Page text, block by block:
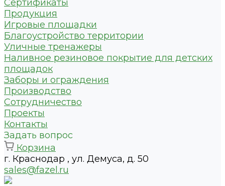
Сертификаты
Продукция
Игровые площадки
Благоустройство территории
Уличные тренажеры
Наливное резиновое покрытие для детских
площадок
Заборы и ограждения
Производство
Сотрудничество
Проекты
Контакты
Задать вопрос
Корзина
г. Краснодар , ул. Демуса, д. 50
sales@fazel.ru